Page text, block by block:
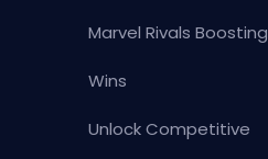
Marvel Rivals Boosting
Wins
Unlock Competitive